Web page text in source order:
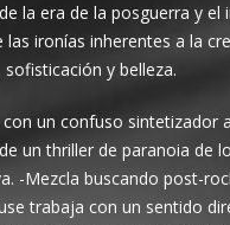
la era de la posguerra y el
ironías inherentes a la
y belleza.
un confuso sintetizador
un thriller de paranoia de
-Mezcla buscando post-
trabaja con un sentido